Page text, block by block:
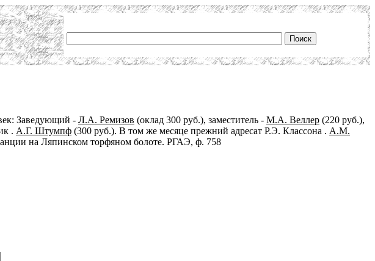
Заведующий - Л.А. Ремизов (оклад 300 руб.), заместитель - М.А. Веллер (220 руб.),
. А.Г. Штумпф (300 руб.). В том же месяце прежний адресат Р.Э. Классона . А.М.
на Ляпинском торфяном болоте. РГАЭ, ф. 758